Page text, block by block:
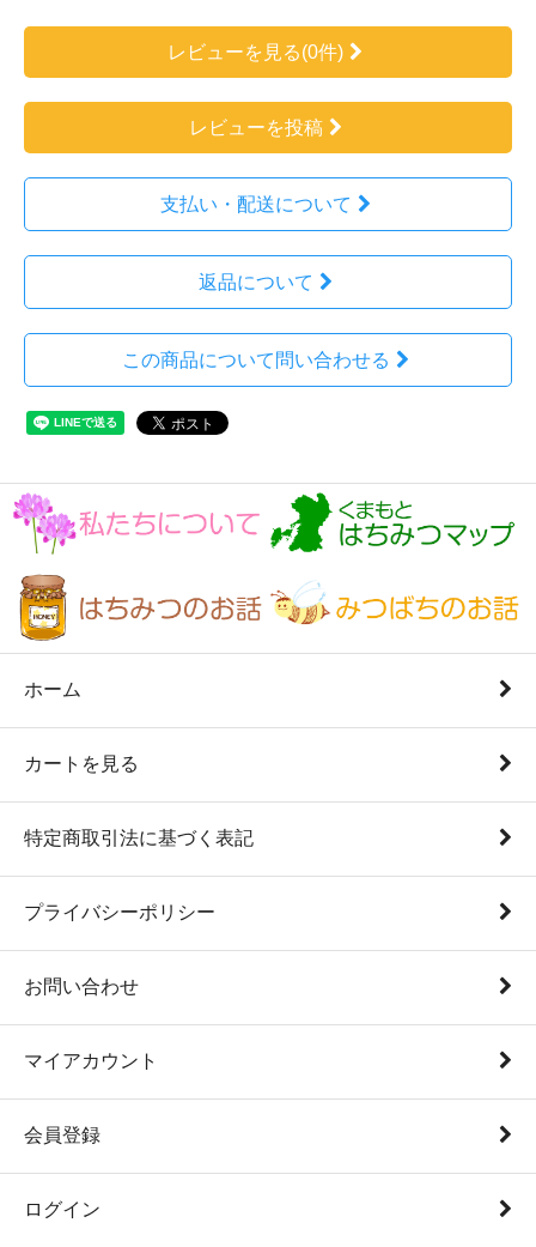
レビューを見る(0件)
レビューを投稿
支払い・配送について
返品について
この商品について問い合わせる
ホーム
カートを見る
特定商取引法に基づく表記
プライバシーポリシー
お問い合わせ
マイアカウント
会員登録
ログイン